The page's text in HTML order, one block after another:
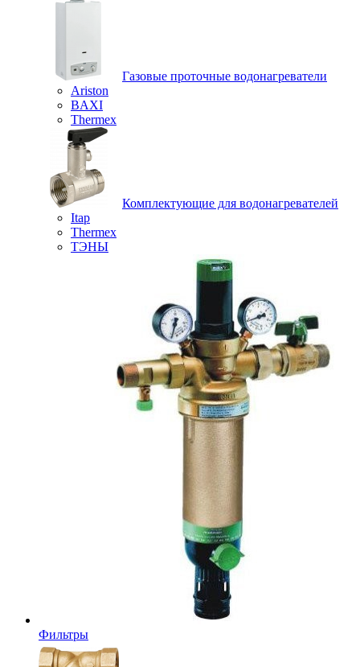
Газовые проточные водонагреватели
Ariston
BAXI
Thermex
Комплектующие для водонагревателей
Itap
Thermex
ТЭНЫ
Фильтры